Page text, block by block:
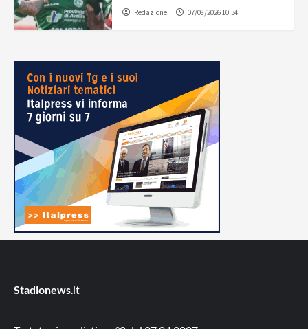
Redazione 07/08/2026 10:34
Stadionews.it